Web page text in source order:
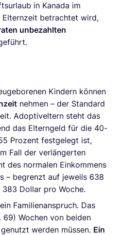
in Kanada im
Elternzeit betrachtet wird,
unbezahlten
Kindern können
nehmen – der Standard
Adoptiveltern steht das
das Elterngeld für die 40-
Prozent festgelegt ist,
Fall der verlängerten
des normalen Einkommens
– begrenzt auf jeweils 638
Dollar pro Woche.
Familienanspruch. Das
Wochen von beiden
werden müssen. Ein